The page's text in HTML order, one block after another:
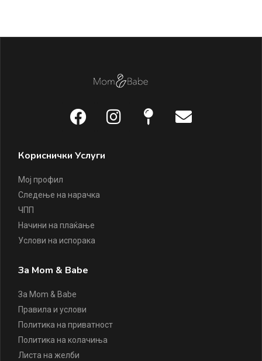
Кориснички Услуги
Мој профил
Следење на нарачка
ЧПП
Начини на плаќање
Услови на испорака
За Mom & Babe
За Mom & Babe
Правила и услови
Политика на приватност
Политика на колачиња
Листа на желби